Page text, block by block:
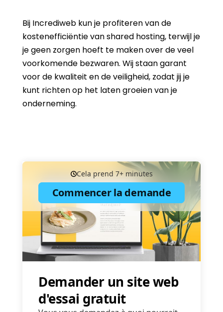
Bij Incrediweb kun je profiteren van de
kostenefficiëntie van shared hosting, terwijl je
je geen zorgen hoeft te maken over de veel
voorkomende bezwaren. Wij staan garant
voor de kwaliteit en de veiligheid, zodat jij je
kunt richten op het laten groeien van je
onderneming.